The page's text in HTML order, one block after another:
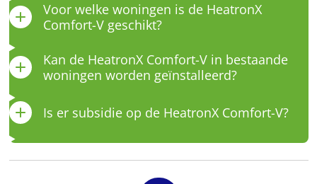
Voor welke woningen is de HeatronX
Comfort-V geschikt?
Kan de HeatronX Comfort-V in bestaande
woningen worden geïnstalleerd?
Is er subsidie op de HeatronX Comfort-V?